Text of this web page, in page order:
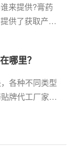
来提供?膏药
供了获取产品
剂型多样，贴
哪里？
各种不同类型
牌代工厂家确
了解到底选哪